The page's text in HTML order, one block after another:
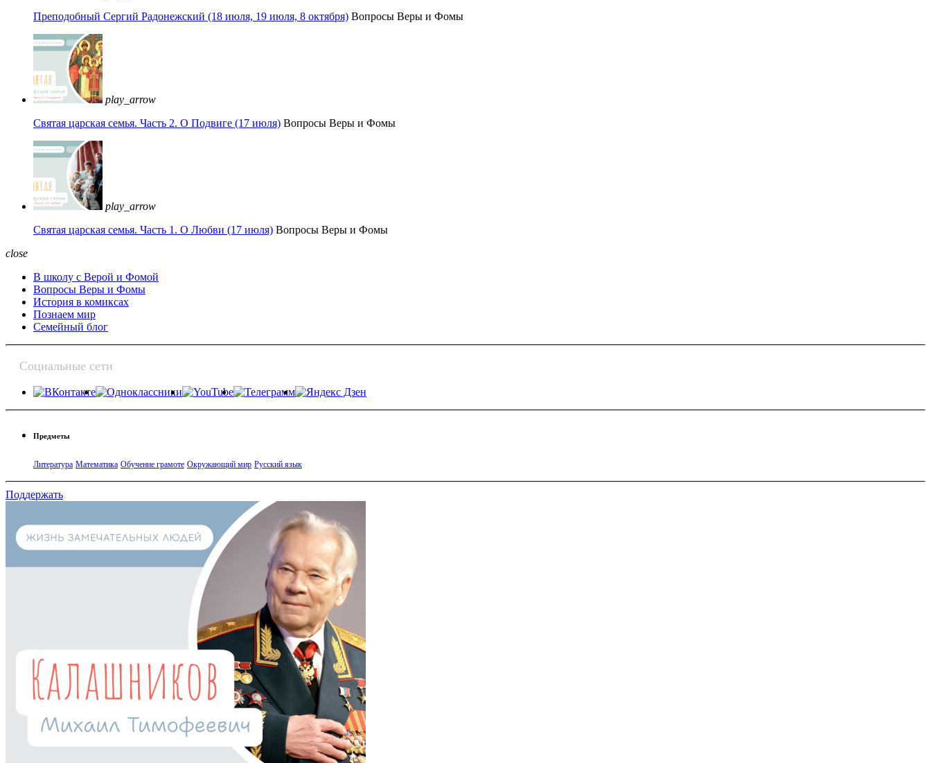
Преподобный Сергий Радонежский (18 июля, 19 июля, 8 октября) Вопросы Веры и Фомы
play_arrow
Святая царская семья. Часть 2. О Подвиге (17 июля) Вопросы Веры и Фомы
play_arrow
Святая царская семья. Часть 1. О Любви (17 июля) Вопросы Веры и Фомы
close
В школу с Верой и Фомой
Вопросы Веры и Фомы
История в комиксах
Познаем мир
Семейный блог
Социальные сети
Предметы
Литература Математика Обучение грамоте Окружающий мир Русский язык
Поддержать